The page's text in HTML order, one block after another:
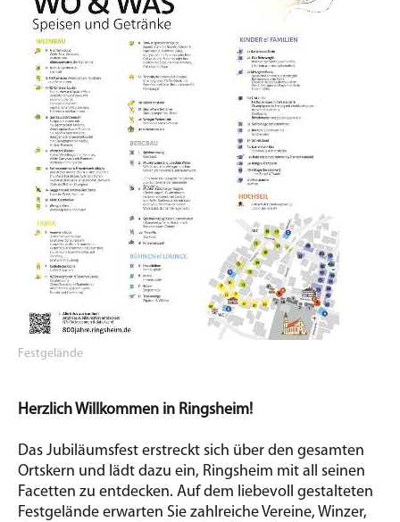
Festgelände
Herzlich Willkommen in Ringsheim!
Das Jubiläumsfest erstreckt sich über den gesamten
Ortskern und lädt dazu ein, Ringsheim mit all seinen
Facetten zu entdecken. Auf dem liebevoll gestalteten
Festgelände erwarten Sie zahlreiche Vereine, Winzer,